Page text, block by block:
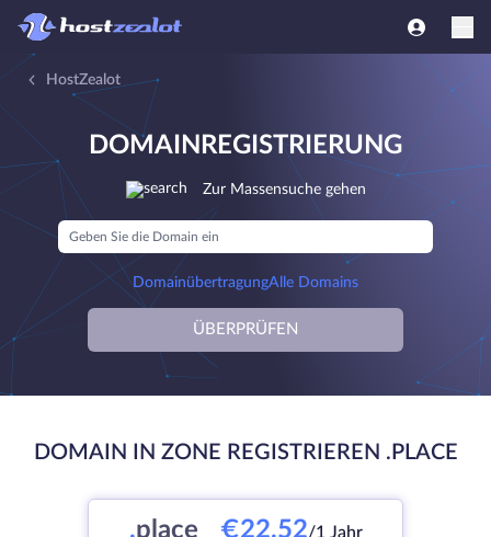
HostZealot
DOMAINREGISTRIERUNG
Zur Massensuche gehen
DomainübertragungAlle Domains
ÜBERPRÜFEN
DOMAIN IN ZONE REGISTRIEREN .PLACE
.place €22.52/1 Jahr